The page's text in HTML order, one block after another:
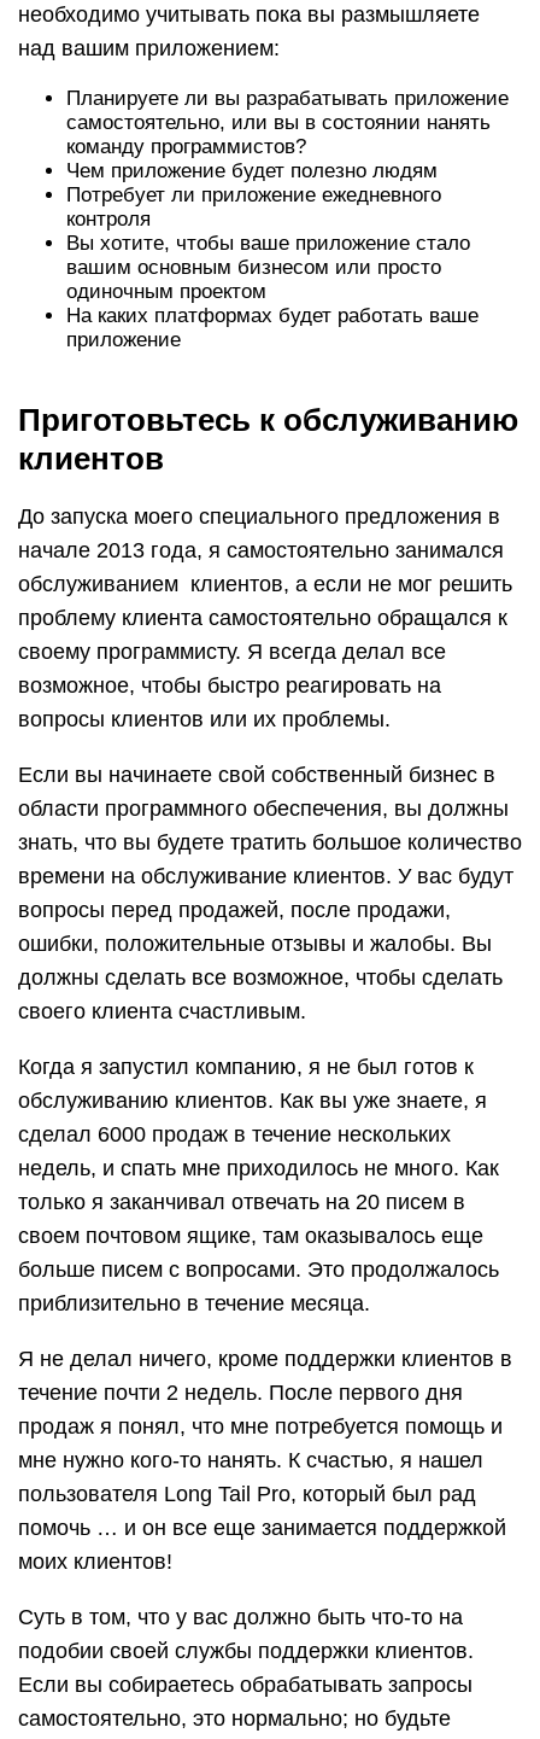
необходимо учитывать пока вы размышляете
над вашим приложением:
Планируете ли вы разрабатывать приложение
самостоятельно, или вы в состоянии нанять
команду программистов?
Чем приложение будет полезно людям
Потребует ли приложение ежедневного
контроля
Вы хотите, чтобы ваше приложение стало
вашим основным бизнесом или просто
одиночным проектом
На каких платформах будет работать ваше
приложение
Приготовьтесь к обслуживанию
клиентов
До запуска моего специального предложения в
начале 2013 года, я самостоятельно занимался
обслуживанием клиентов, а если не мог решить
проблему клиента самостоятельно обращался к
своему программисту. Я всегда делал все
возможное, чтобы быстро реагировать на
вопросы клиентов или их проблемы.
Если вы начинаете свой собственный бизнес в
области программного обеспечения, вы должны
знать, что вы будете тратить большое количество
времени на обслуживание клиентов. У вас будут
вопросы перед продажей, после продажи,
ошибки, положительные отзывы и жалобы. Вы
должны сделать все возможное, чтобы сделать
своего клиента счастливым.
Когда я запустил компанию, я не был готов к
обслуживанию клиентов. Как вы уже знаете, я
сделал 6000 продаж в течение нескольких
недель, и спать мне приходилось не много. Как
только я заканчивал отвечать на 20 писем в
своем почтовом ящике, там оказывалось еще
больше писем с вопросами. Это продолжалось
приблизительно в течение месяца.
Я не делал ничего, кроме поддержки клиентов в
течение почти 2 недель. После первого дня
продаж я понял, что мне потребуется помощь и
мне нужно кого-то нанять. К счастью, я нашел
пользователя Long Tail Pro, который был рад
помочь … и он все еще занимается поддержкой
моих клиентов!
Суть в том, что у вас должно быть что-то на
подобии своей службы поддержки клиентов.
Если вы собираетесь обрабатывать запросы
самостоятельно, это нормально; но будьте